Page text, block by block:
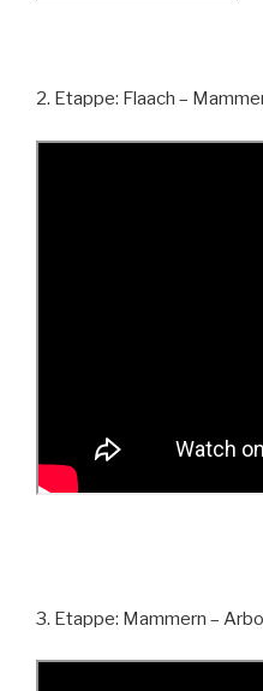
2. Etappe: Flaach –
3. Etappe: Mammern –